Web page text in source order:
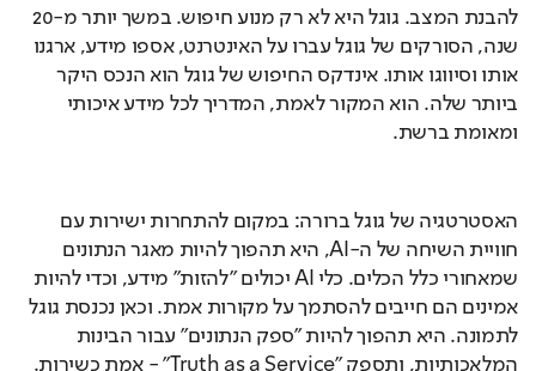
אותו וסיווגו אותו. אינדקס החיפוש של גוגל הוא הנכס היקר
ומאומת ברשת.
אמינים הם חייבים להסתמך על מקורות אמת. וכאן נכנסת גוגל